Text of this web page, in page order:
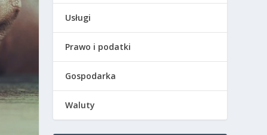
Usługi
Prawo i podatki
Gospodarka
Waluty